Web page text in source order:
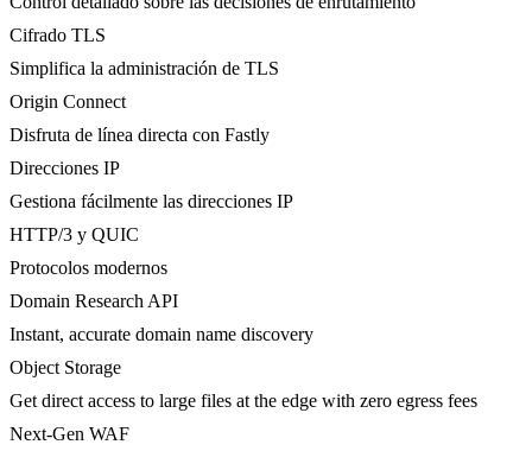
Cifrado TLS
Simplifica la administración de TLS
Origin Connect
Disfruta de línea directa con Fastly
Direcciones IP
Gestiona fácilmente las direcciones IP
HTTP/3 y QUIC
Protocolos modernos
Domain Research API
Instant, accurate domain name discovery
Object Storage
Get direct access to large files at the edge with zero egress fees
Next-Gen WAF